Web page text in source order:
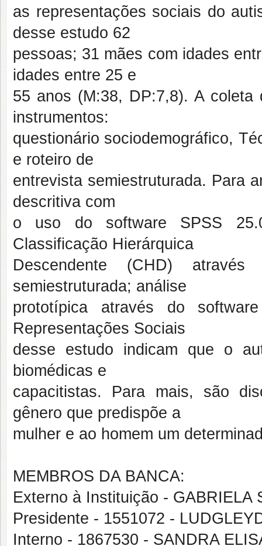
as representações sociais do
desse estudo 62
pessoas; 31 mães com idades
idades entre 25 e
55 anos (M:38, DP:7,8). A
instrumentos:
questionário sociodemográfico,
e roteiro de
entrevista semiestruturada. Para
descritiva com
o uso do software SPSS
Classificação Hierárquica
Descendente (CHD)
semiestruturada; análise
prototípica através do
Representações Sociais
desse estudo indicam que o
biomédicas e
capacitistas. Para mais, são
gênero que predispõe a
mulher e ao homem um
MEMBROS DA BANCA:
Externo à Instituição - GABRIELA
Presidente - 1551072 -
Interno - 1867530 - SANDRA